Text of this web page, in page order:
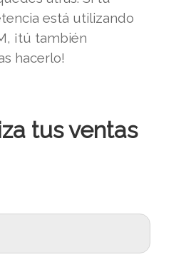
está utilizando
¡tú también
hacerlo!
tus ventas